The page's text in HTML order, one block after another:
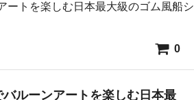
ートを楽しむ日本最大級のゴム風船シ
0
ルーンアートを楽しむ日本最